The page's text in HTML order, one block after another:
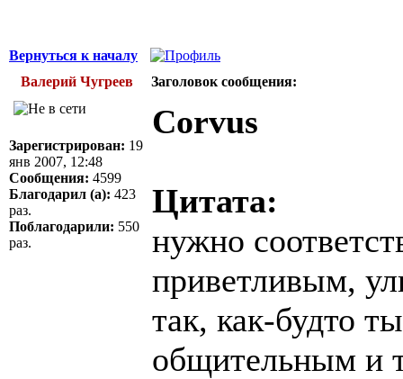
Вернуться к началу
Валерий Чугреев
Заголовок сообщения:
Зарегистрирован: 19
янв 2007, 12:48
Сообщения: 4599
Благодарил (а): 423
раз.
Поблагодарили: 550
раз.
Corvus
Цитата:
нужно
приветливым,
так, как-будто
общительным и